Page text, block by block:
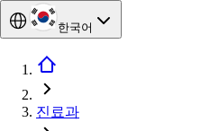
한국어
진료과